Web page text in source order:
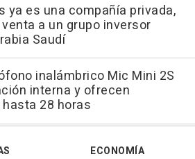
ya es una compañía privada,
a un grupo inversor
Saudí
inalámbrico Mic Mini 2S
interna y ofrecen
28 horas
ECONOMÍA